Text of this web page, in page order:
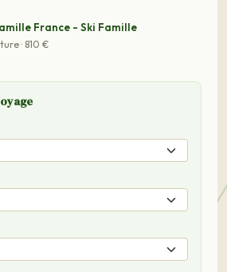
France - Ski Famille
· 810 €